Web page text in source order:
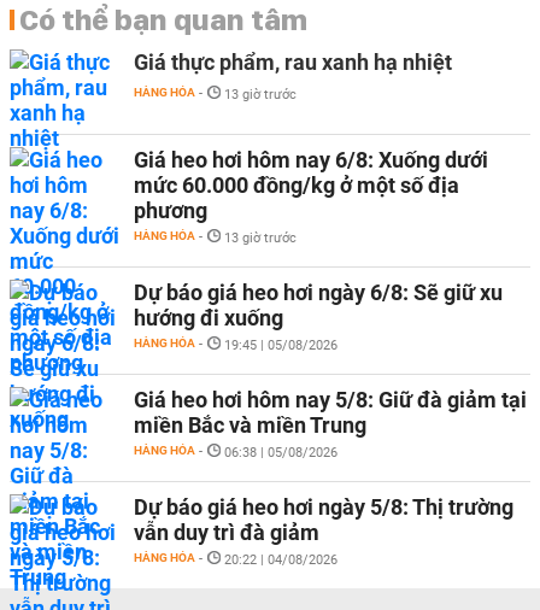
Có thể bạn quan tâm
Giá thực phẩm, rau xanh hạ nhiệt
HÀNG HÓA - 13 giờ trước
Giá heo hơi hôm nay 6/8: Xuống dưới
mức 60.000 đồng/kg ở một số địa
phương
HÀNG HÓA - 13 giờ trước
Dự báo giá heo hơi ngày 6/8: Sẽ giữ xu
hướng đi xuống
HÀNG HÓA - 19:45 | 05/08/2026
Giá heo hơi hôm nay 5/8: Giữ đà giảm tại
miền Bắc và miền Trung
HÀNG HÓA - 06:38 | 05/08/2026
Dự báo giá heo hơi ngày 5/8: Thị trường
vẫn duy trì đà giảm
HÀNG HÓA - 20:22 | 04/08/2026